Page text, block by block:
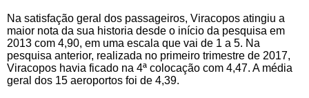
Na satisfação geral dos passageiros, Viracopos atingiu a
maior nota da sua historia desde o início da pesquisa em
2013 com 4,90, em uma escala que vai de 1 a 5. Na
pesquisa anterior, realizada no primeiro trimestre de 2017,
Viracopos havia ficado na 4ª colocação com 4,47. A média
geral dos 15 aeroportos foi de 4,39.